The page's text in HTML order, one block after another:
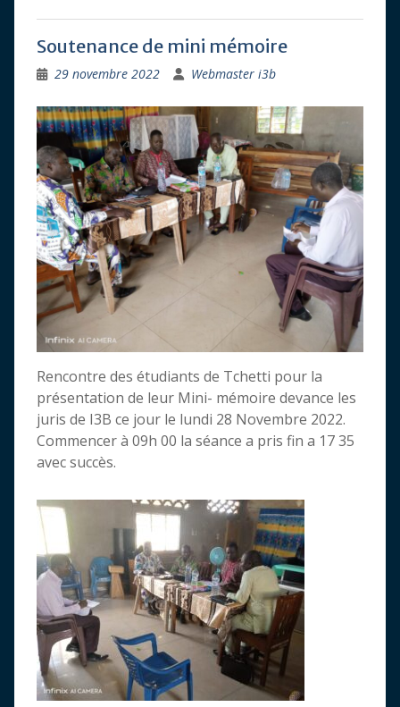
Soutenance de mini mémoire
29 novembre 2022 Webmaster i3b
Rencontre des étudiants de Tchetti pour la
présentation de leur Mini- mémoire devance les
juris de I3B ce jour le lundi 28 Novembre 2022.
Commencer à 09h 00 la séance a pris fin a 17 35
avec succès.